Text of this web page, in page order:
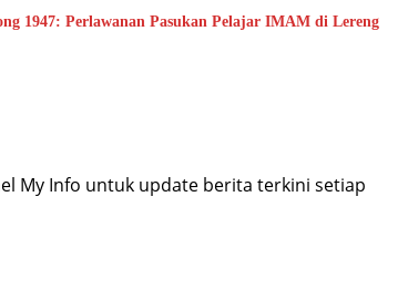
1947: Perlawanan Pasukan Pelajar IMAM di Lereng
My Info untuk update berita terkini setiap